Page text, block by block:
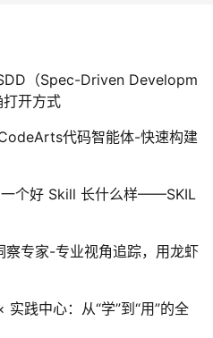
（Spec-Driven Developm
开方式
代码智能体-快速构建
个好 Skill 长什么样——SKIL
专家-专业视角追踪，用龙虾
践中心：从“学”到“用”的全